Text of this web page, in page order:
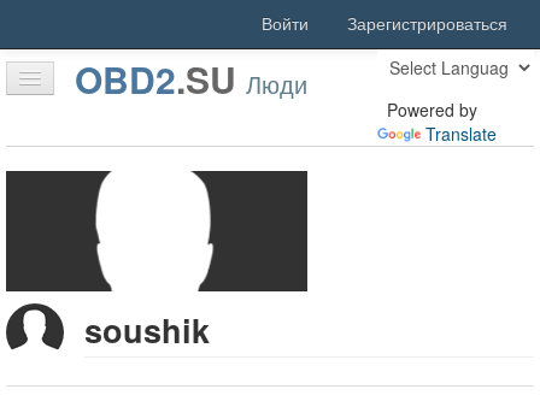
Войти Зарегистрироваться
Powered by
Translate
OBD2.SU Люди
Главная
Скачать
Оффлайн
soushik